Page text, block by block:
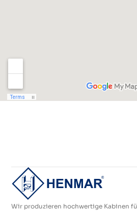
Wir produzieren hochwertige Kabinen